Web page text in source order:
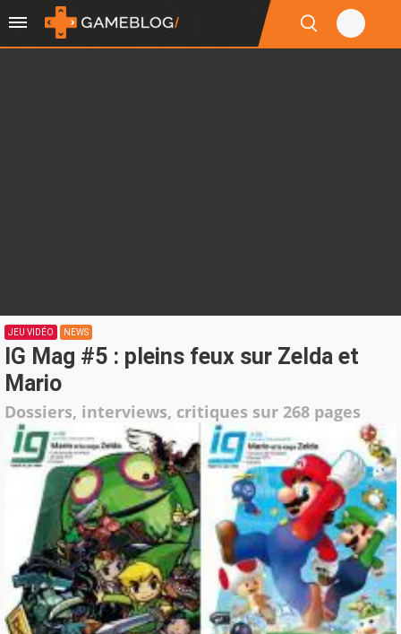
JEU VIDÉO NEWS
IG Mag #5 : pleins feux sur Zelda et
Mario
Dossiers, interviews, critiques sur 268 pages